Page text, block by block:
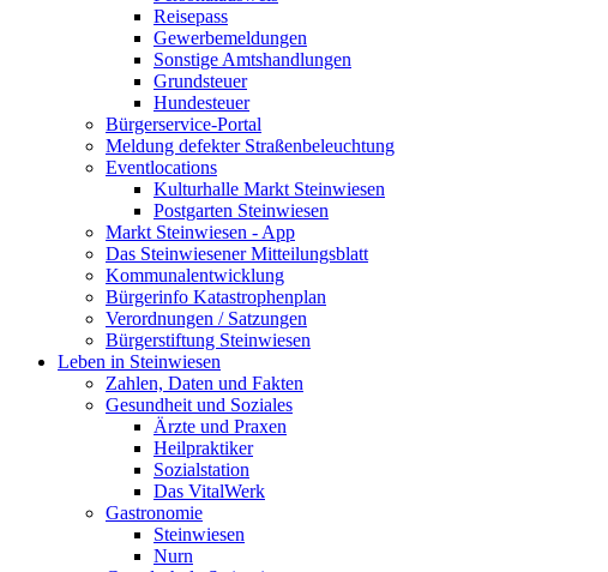
Reisepass
Gewerbemeldungen
Sonstige Amtshandlungen
Grundsteuer
Hundesteuer
Bürgerservice-Portal
Meldung defekter Straßenbeleuchtung
Eventlocations
Kulturhalle Markt Steinwiesen
Postgarten Steinwiesen
Markt Steinwiesen - App
Das Steinwiesener Mitteilungsblatt
Kommunalentwicklung
Bürgerinfo Katastrophenplan
Verordnungen / Satzungen
Bürgerstiftung Steinwiesen
Leben in Steinwiesen
Zahlen, Daten und Fakten
Gesundheit und Soziales
Ärzte und Praxen
Heilpraktiker
Sozialstation
Das VitalWerk
Gastronomie
Steinwiesen
Nurn